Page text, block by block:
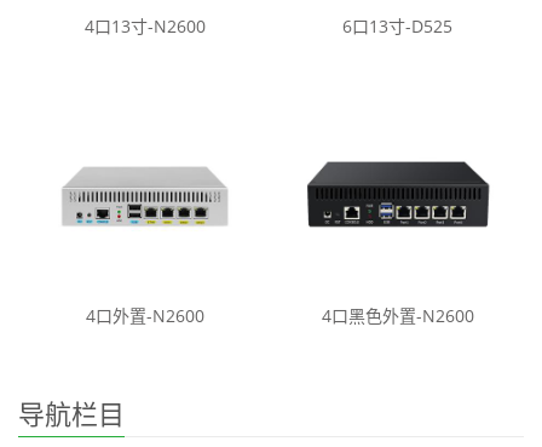
4口13寸-N2600 6口13寸-D525
4口外置-N2600 4口黑色外置-N2600
导航栏目